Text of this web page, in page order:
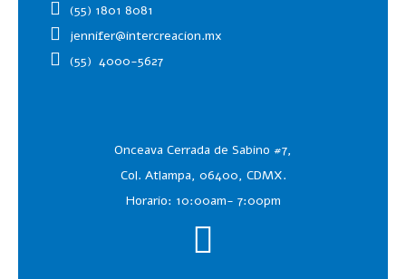
(55) 1801 8081
jennifer@intercreacion.mx
(55) 4000-5627
Onceava Cerrada de Sabino #7,
Col. Atlampa, 06400, CDMX.
Horario: 10:00am- 7:00pm